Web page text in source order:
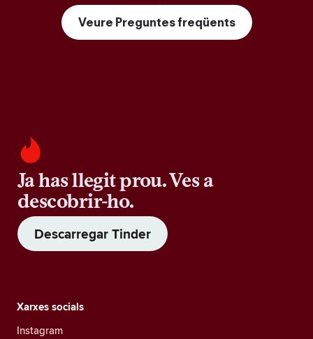
Veure Preguntes freqüents
Ja has llegit prou. Ves a
descobrir-ho.
Descarregar Tinder
Xarxes socials
Instagram